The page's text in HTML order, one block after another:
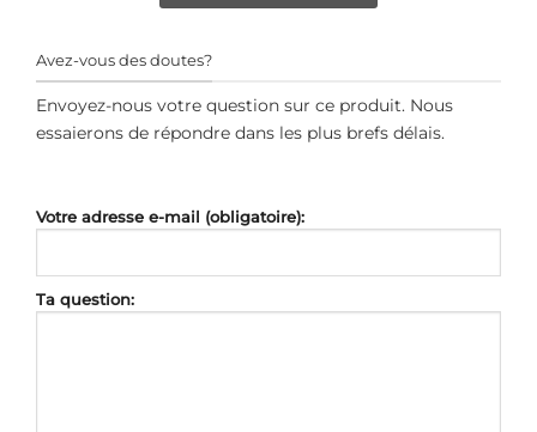
Avez-vous des doutes?
Envoyez-nous votre question sur ce produit. Nous
essaierons de répondre dans les plus brefs délais.
Votre adresse e-mail (obligatoire):
Ta question: